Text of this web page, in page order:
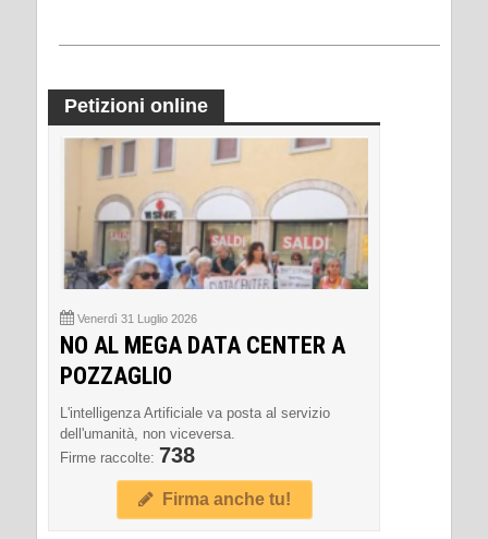
Petizioni online
Venerdì 31 Luglio 2026
NO AL MEGA DATA CENTER A
POZZAGLIO
L'intelligenza Artificiale va posta al servizio
dell'umanità, non viceversa.
Firme raccolte: 738
Firma anche tu!